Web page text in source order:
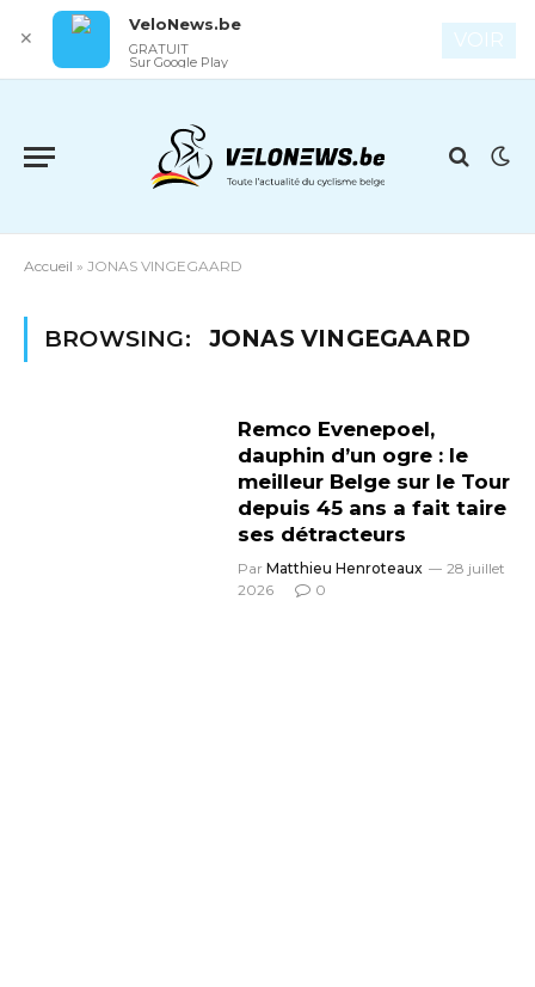
Accueil » JONAS VINGEGAARD
BROWSING: JONAS VINGEGAARD
Remco Evenepoel,
dauphin d’un ogre : le
meilleur Belge sur le Tour
depuis 45 ans a fait taire
ses détracteurs
Par Matthieu Henroteaux
28 juillet
2026
0
✕
VeloNews.be
GRATUIT
Sur Google Play
VOIR